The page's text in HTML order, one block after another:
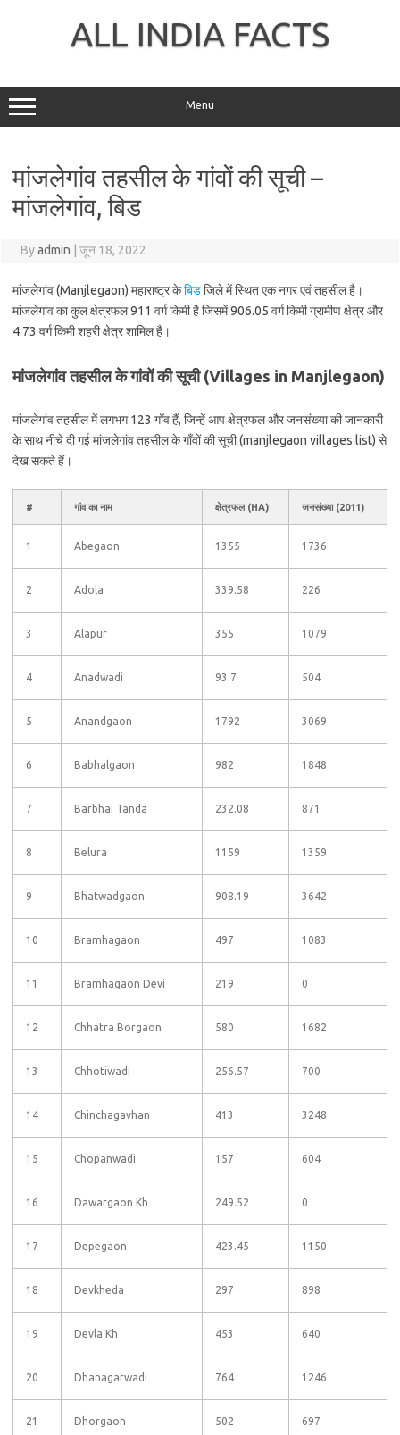
ALL INDIA FACTS
Menu
मांजलेगांव तहसील के गांवों की सूची –
मांजलेगांव, बिड
Byadmin जून 18, 2022
मांजलेगांव (Manjlegaon) महाराष्ट्र केबिडजिले में स्थित एक नगर एवं तहसील है।
मांजलेगांव का कुल क्षेत्रफल 911 वर्ग किमी है जिसमें 906.05 वर्ग किमी ग्रामीण क्षेत्र और
4.73 वर्ग किमी शहरी क्षेत्र शामिल है।
मांजलेगांव तहसील के गांवों की सूची (Villages in Manjlegaon)
मांजलेगांव तहसील में लगभग 123 गाँव हैं, जिन्हें आप क्षेत्रफल और जनसंख्या की जानकारी
के साथ नीचे दी गई मांजलेगांव तहसील के गाँवों की सूची (manjlegaon villages list) से
देख सकते हैं।
# गांव का नाम क्षेत्रफल (HA) जनसंख्या (2011)
1 Abegaon 1355 1736
2 Adola 339.58 226
3 Alapur 355 1079
4 Anadwadi 93.7 504
5 Anandgaon 1792 3069
6 Babhalgaon 982 1848
7 Barbhai Tanda 232.08 871
8 Belura 1159 1359
9 Bhatwadgaon 908.19 3642
10 Bramhagaon 497 1083
11 Bramhagaon Devi 219 0
12 Chhatra Borgaon 580 1682
13 Chhotiwadi 256.57 700
14 Chinchagavhan 413 3248
15 Chopanwadi 157 604
16 Dawargaon Kh 249.52 0
17 Depegaon 423.45 1150
18 Devkheda 297 898
19 Devla Kh 453 640
20 Dhanagarwadi 764 1246
21 Dhorgaon 502 697